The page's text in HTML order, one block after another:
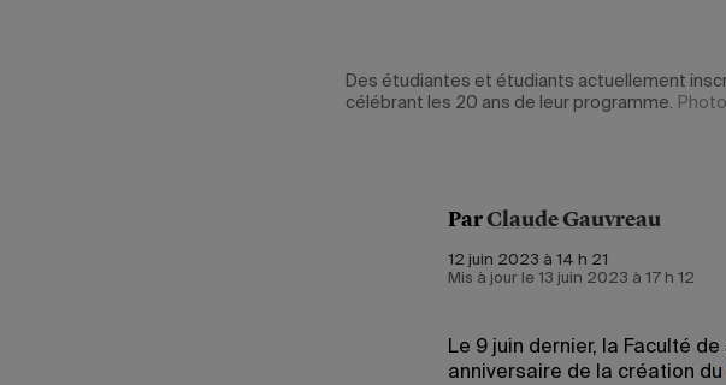
Des étudiantes et étudiants actuellement
célébrant les 20 ans de leur programme.
ParClaude Gauvreau
12 juin 2023 à 14 h 21
Mis à jour le 13 juin 2023 à 17 h 12
Le 9 juin dernier, la Faculté
anniversaire de la création du